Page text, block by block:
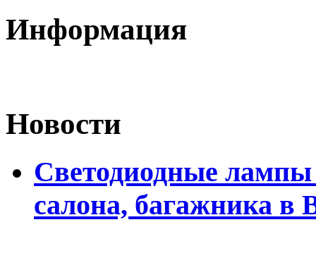
Информация
Новости
Светодиодные лампы
салона, багажника в